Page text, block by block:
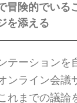
冒険的でいる
を添える
テーションを
ンライン会議
れまでの議論